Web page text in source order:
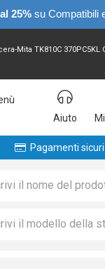
25% su Compatibili
Mita TK810C
Aiuto
Pagamenti sicuri